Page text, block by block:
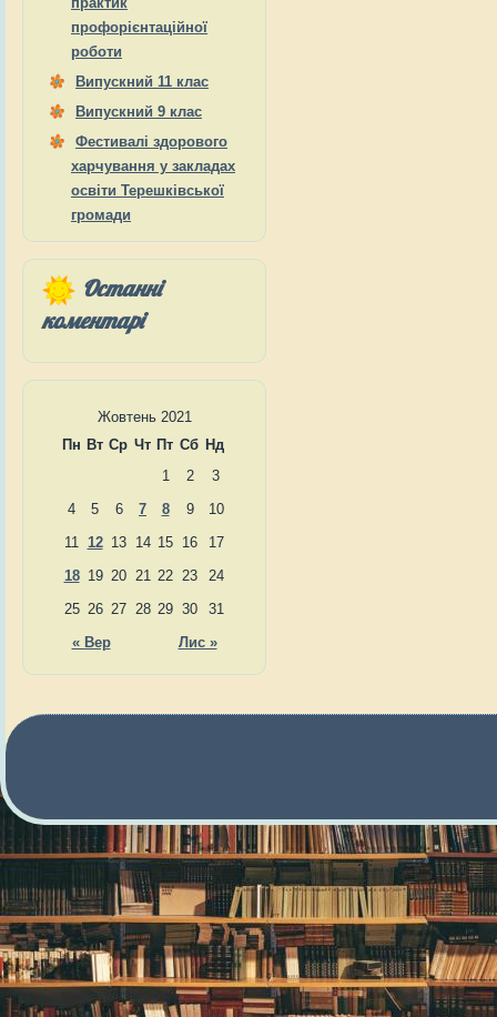
профорієнтаційної
роботи
Випускний 11 клас
Випускний 9 клас
Фестивалі здорового
харчування у закладах
освіти Терешківської
громади
Останні
коментарі
Жовтень 2021
Пн Вт Ср Чт Пт Сб Нд
« Вер Лис »
1 2
3
4
5 6 7 8 9
10
11 12 13 14 15 16
17
18 19 20 21 22 23
24
25 26 27 28 29 30 31